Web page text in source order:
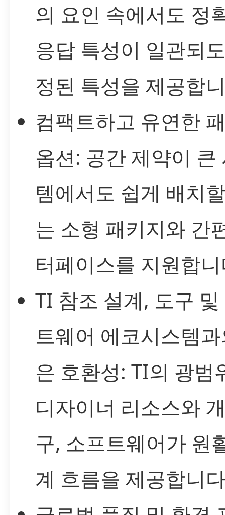
의 요인 속에서도 정
응답 특성이 일관되
정된 특성을 제공합
컴팩트하고 유연한
옵션: 공간 제약이 큰
템에서도 쉽게 배치
는 소형 패키지와 간
터페이스를 지원합
TI 참조 설계, 도구
트웨어 에코시스템
은 호환성: TI의 광범
디자이너 리소스와
구, 소프트웨어가 원
계 흐름을 제공합니